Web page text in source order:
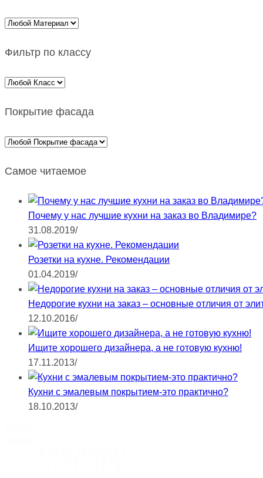
Фильтр по классу
Покрытие фасада
Самое читаемое
Почему у нас лучшие кухни на заказ во Владимире?
31.08.2019/
Розетки на кухне. Рекомендации
01.04.2019/
Недорогие кухни на заказ – основные отличия от
12.10.2016/
Ищите хорошего дизайнера, а не готовую кухню!
17.11.2013/
Кухни с эмалевым покрытием-это практично?
18.10.2013/